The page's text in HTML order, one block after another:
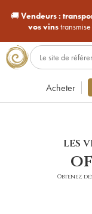
🚚Vendeurs :
vos vins
Acheter
LES
Obtenez